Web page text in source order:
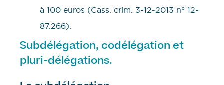
à 100 euros (Cass. crim. 3-12-2013 n° 12-
87.266).
Subdélégation, codélégation et
pluri-délégations.